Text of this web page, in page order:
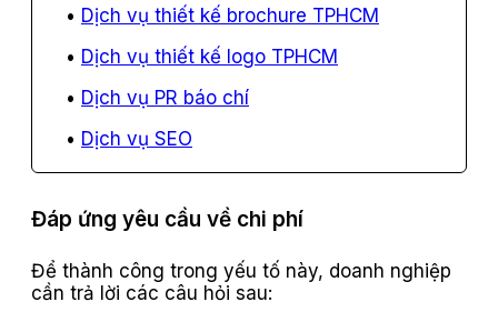
Dịch vụ thiết kế brochure TPHCM
Dịch vụ thiết kế logo TPHCM
Dịch vụ PR báo chí
Dịch vụ SEO
Đáp ứng yêu cầu về chi phí
Để thành công trong yếu tố này, doanh nghiệp
cần trả lời các câu hỏi sau: